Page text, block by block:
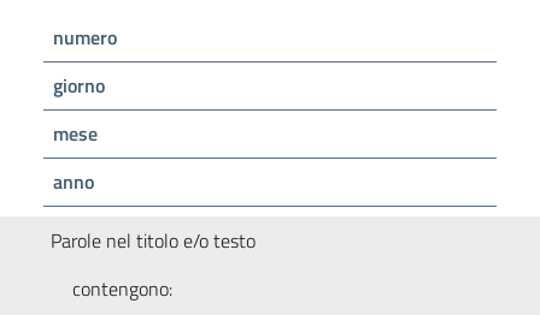
numero
giorno
mese
anno
Parole nel titolo e/o testo
contengono: